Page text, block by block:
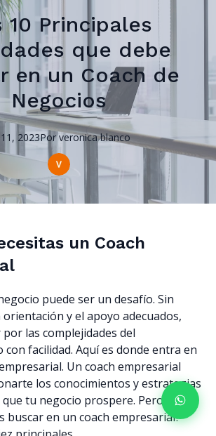
10 Principales
que debe
en un Coach de
Negocios
11, 2023Por veronica blanco
un Coach
puede ser un desafío. Sin
y el apoyo adecuados,
las complejidades del
facilidad. Aquí es donde entra en
Un coach empresarial
los conocimientos y estrategias
tu negocio prospere. Pero, ¿qué
buscar en un coach empresarial?